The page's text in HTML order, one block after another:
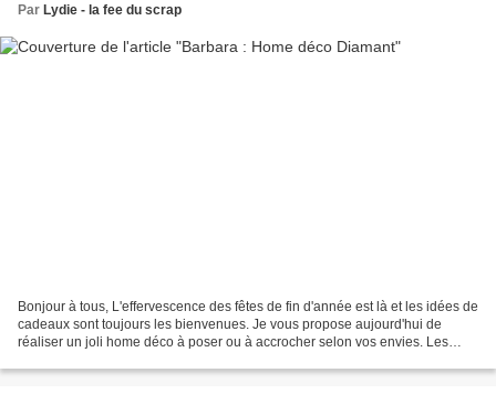
Par Lydie - la fee du scrap
Bonjour à tous, L'effervescence des fêtes de fin d'année est là et les idées de
cadeaux sont toujours les bienvenues. Je vous propose aujourd'hui de
réaliser un joli home déco à poser ou à accrocher selon vos envies. Les